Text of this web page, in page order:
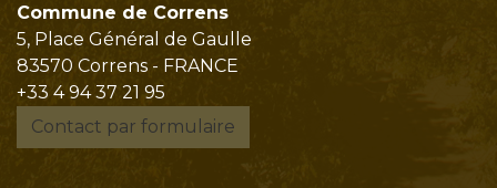
Commune de Correns
5, Place Général de Gaulle
83570 Correns - FRANCE
+33 4 94 37 21 95
Contact par formulaire